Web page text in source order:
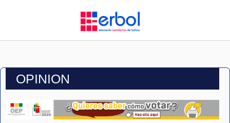
OPINION